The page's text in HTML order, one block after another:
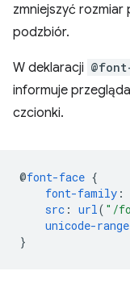
zmniejszyć
podzbiór.
W deklaracji
informuje
czcionki.
@font-face {
font-family :
src : url ( "/
unicode-range
}